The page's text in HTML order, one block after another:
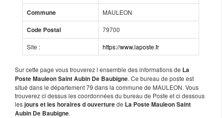
Commune MAULEON
Code Postal 79700
Site : https://www.laposte.fr
Sur cette page vous trouverez l ensemble des informations de La
Poste Mauleon Saint Aubin De Baubigne. Ce bureau de poste est
situé dans le département 79 dans la commune de MAULEON. Vous
trouverez ci dessus les coordonnées du bureau de Poste et ci dessous
lesjours et les horaires d ouverturede La Poste Mauleon Saint
Aubin De Baubigne.